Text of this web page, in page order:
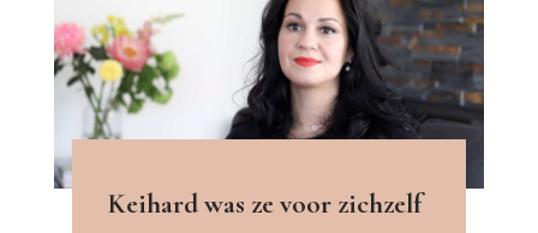
Keihard was ze voor zichzelf